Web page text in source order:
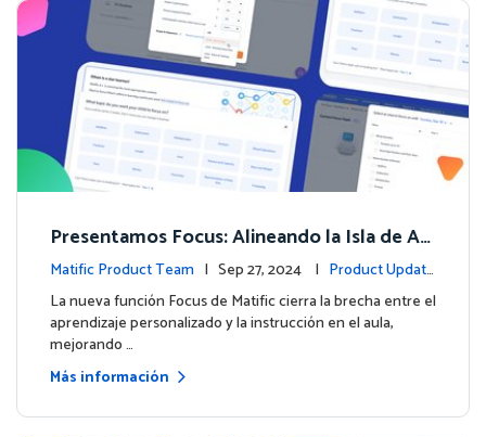
Presentamos Focus: Alineando la Isla de Av
enturas de Matific con el Aprendizaje en el
Aula
Matific Product Team | Sep 27, 2024 | Product Update
sLa nueva función Focus de Matific cierra la brecha entre el
aprendizaje personalizado y la instrucción en el aula,
mejorando …
Más información